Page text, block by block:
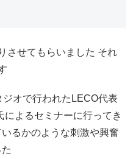
させてもらいました それ
オで行われたLECO代表
よるセミナーに行ってき
るかのような刺激や興奮